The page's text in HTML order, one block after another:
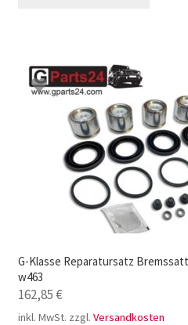
G-Klasse Reparatursatz
w463
162,85€
inkl. MwSt. zzgl. Versandkosten